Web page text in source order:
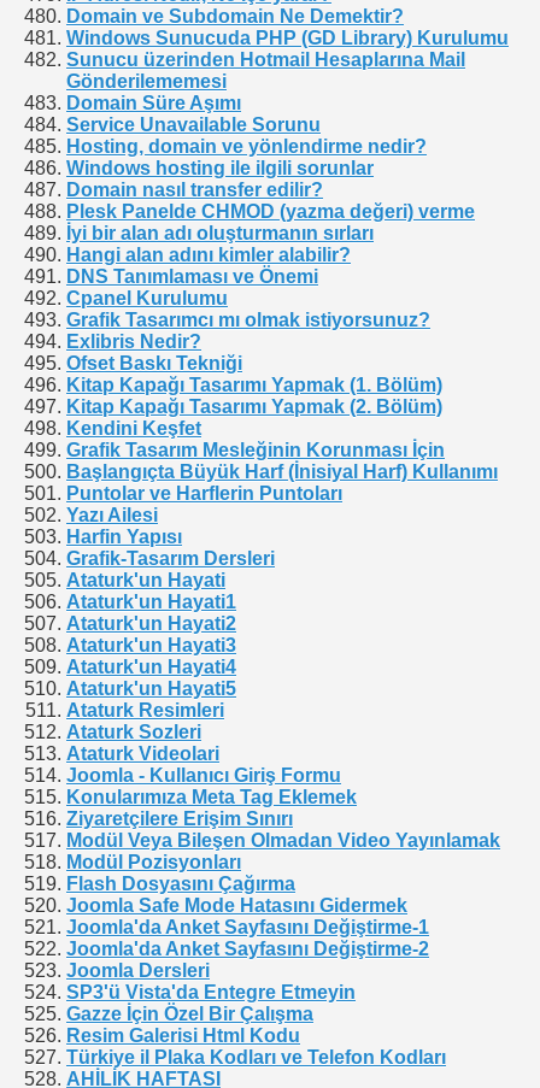
Domain ve Subdomain Ne Demektir?
Windows Sunucuda PHP (GD Library) Kurulumu
Sunucu üzerinden Hotmail Hesaplarına Mail
Gönderilememesi
Domain Süre Aşımı
Service Unavailable Sorunu
Hosting, domain ve yönlendirme nedir?
Windows hosting ile ilgili sorunlar
Domain nasıl transfer edilir?
Plesk Panelde CHMOD (yazma değeri) verme
İyi bir alan adı oluşturmanın sırları
Hangi alan adını kimler alabilir?
DNS Tanımlaması ve Önemi
Cpanel Kurulumu
Grafik Tasarımcı mı olmak istiyorsunuz?
Exlibris Nedir?
Ofset Baskı Tekniği
Kitap Kapağı Tasarımı Yapmak (1. Bölüm)
Kitap Kapağı Tasarımı Yapmak (2. Bölüm)
Kendini Keşfet
Grafik Tasarım Mesleğinin Korunması İçin
Başlangıçta Büyük Harf (İnisiyal Harf) Kullanımı
Puntolar ve Harflerin Puntoları
Yazı Ailesi
Harfin Yapısı
Grafik-Tasarım Dersleri
Ataturk'un Hayati
Ataturk'un Hayati1
Ataturk'un Hayati2
Ataturk'un Hayati3
Ataturk'un Hayati4
Ataturk'un Hayati5
Ataturk Resimleri
Ataturk Sozleri
Ataturk Videolari
Joomla - Kullanıcı Giriş Formu
Konularımıza Meta Tag Eklemek
Ziyaretçilere Erişim Sınırı
Modül Veya Bileşen Olmadan Video Yayınlamak
Modül Pozisyonları
Flash Dosyasını Çağırma
Joomla Safe Mode Hatasını Gidermek
Joomla'da Anket Sayfasını Değiştirme-1
Joomla'da Anket Sayfasını Değiştirme-2
Joomla Dersleri
SP3'ü Vista'da Entegre Etmeyin
Gazze İçin Özel Bir Çalışma
Resim Galerisi Html Kodu
Türkiye il Plaka Kodları ve Telefon Kodları
AHİLİK HAFTASI